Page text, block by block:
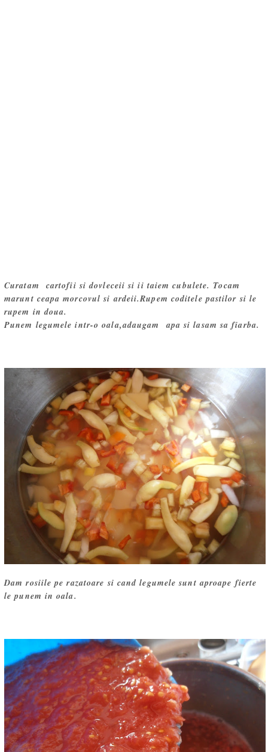
Curatam cartofii si dovleceii si ii taiem cubulete. Tocam
marunt ceapa morcovul si ardeii.Rupem coditele pastilor si le
rupem in doua.
Punem legumele intr-o oala,adaugam apa si lasam sa fiarba.
Dam rosiile pe razatoare si cand legumele sunt aproape fierte
le punem in oala.